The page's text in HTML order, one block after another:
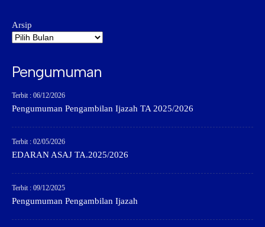
Arsip
Pengumuman
Terbit : 06/12/2026
Pengumuman Pengambilan Ijazah TA 2025/2026
Terbit : 02/05/2026
EDARAN ASAJ TA.2025/2026
Terbit : 09/12/2025
Pengumuman Pengambilan Ijazah